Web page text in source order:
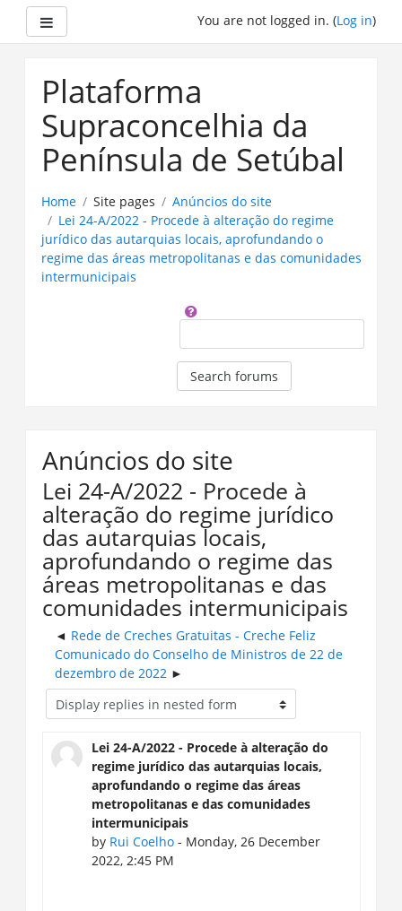
You are not logged in. (Log in)
Plataforma
Supraconcelhia da
Península de Setúbal
Home Site pages
Anúncios do site
Lei 24-A/2022 - Procede à alteração do regime
jurídico das autarquias locais, aprofundando o
regime das áreas metropolitanas e das comunidades
intermunicipais
Search forums
Anúncios do site
Lei 24-A/2022 - Procede à
alteração do regime jurídico
das autarquias locais,
aprofundando o regime das
áreas metropolitanas e das
comunidades intermunicipais
Rede de Creches Gratuitas - Creche Feliz
Comunicado do Conselho de Ministros de 22 de
dezembro de 2022
Lei 24-A/2022 - Procede à alteração do
regime jurídico das autarquias locais,
aprofundando o regime das áreas
metropolitanas e das comunidades
intermunicipais
by Rui Coelho- Monday, 26 December
2022, 2:45 PM